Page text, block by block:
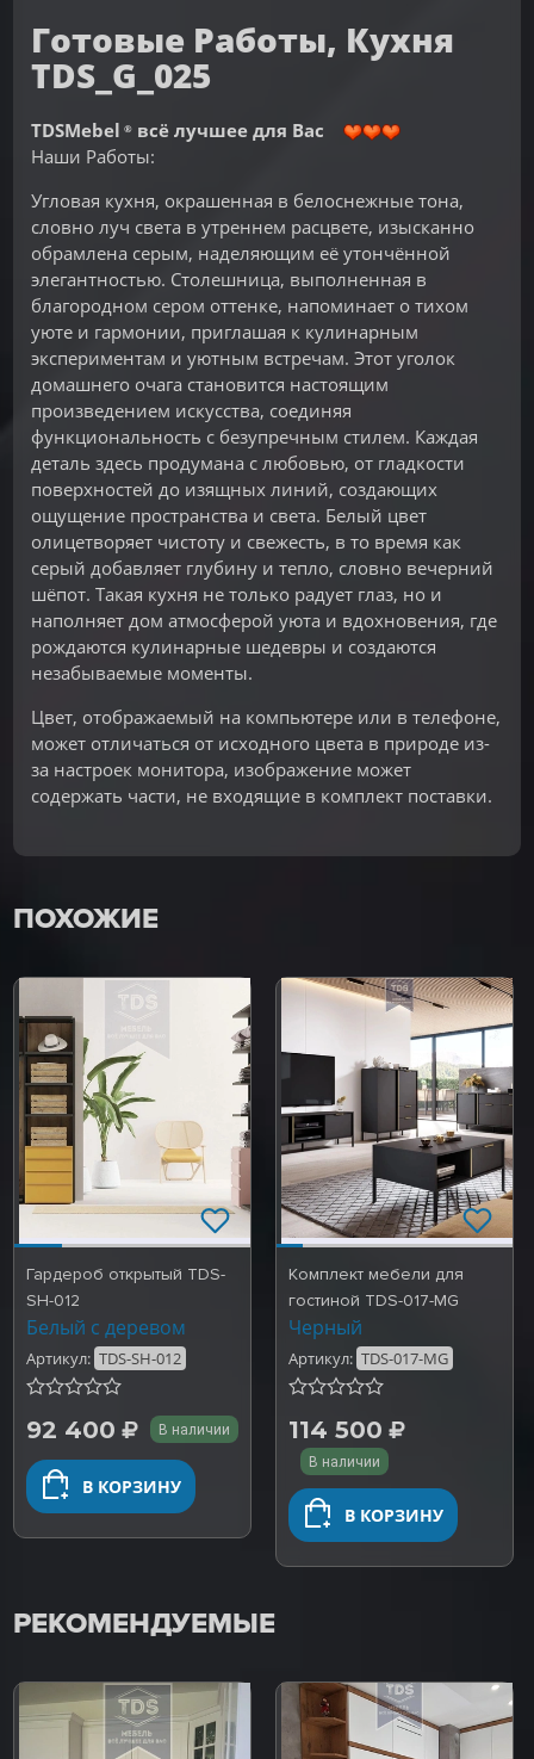
Готовые Работы, Кухня
TDS_G_025
TDSMebel ® всё лучшее для Вас
Наши Работы:
Угловая кухня, окрашенная в белоснежные тона,
словно луч света в утреннем расцвете, изысканно
обрамлена серым, наделяющим её утончённой
элегантностью. Столешница, выполненная в
благородном сером оттенке, напоминает о тихом
уюте и гармонии, приглашая к кулинарным
экспериментам и уютным встречам. Этот уголок
домашнего очага становится настоящим
произведением искусства, соединяя
функциональность с безупречным стилем. Каждая
деталь здесь продумана с любовью, от гладкости
поверхностей до изящных линий, создающих
ощущение пространства и света. Белый цвет
олицетворяет чистоту и свежесть, в то время как
серый добавляет глубину и тепло, словно вечерний
шёпот. Такая кухня не только радует глаз, но и
наполняет дом атмосферой уюта и вдохновения, где
рождаются кулинарные шедевры и создаются
незабываемые моменты.
Цвет, отображаемый на компьютере или в телефоне,
может отличаться от исходного цвета в природе из-
за настроек монитора, изображение может
содержать части, не входящие в комплект поставки.
ПОХОЖИЕ
Гардероб открытый TDS-
SH-012
Белый с деревом
Артикул: TDS-SH-012
92 400 В наличии
В КОРЗИНУ
Комплект мебели для
гостиной TDS-017-MG
Черный
Артикул: TDS-017-MG
114 500
В наличии
В КОРЗИНУ
РЕКОМЕНДУЕМЫЕ